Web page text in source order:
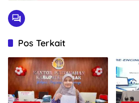
Pos Terkait